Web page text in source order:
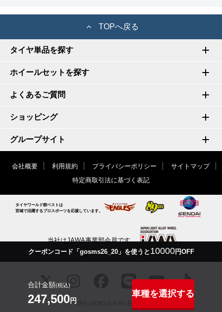
クーポンコード「gosms26_20」を使うと 10000円OFF
合計金額(税込)
247,500円
車種を選択する
TOPへ戻る
タイヤ単品を探す
ホイールセットを探す
よくあるご質問
ショッピング
グループサイト
会社概要 利用規約 プライバシーポリシー
サイトマップ
特定商取引法に基づく表記
タイヤワールド館ベストは
宮城で活躍するプロスポーツを応援しています。
当社はJAWA事業部会員です
© TIRE WORLD-KAN BEST inc.